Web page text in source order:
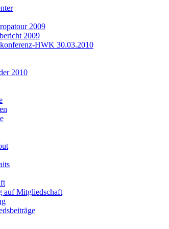
2009
2009
HWK 30.03.2010
2010
auf Mitgliedschaft